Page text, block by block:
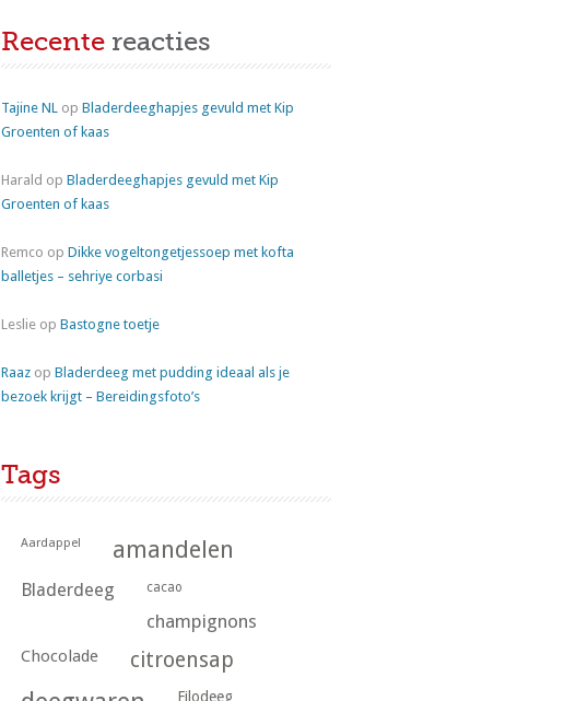
Recente reacties
Tajine NL op Bladerdeeghapjes gevuld met Kip
Groenten of kaas
Harald op Bladerdeeghapjes gevuld met Kip
Groenten of kaas
Remco op Dikke vogeltongetjessoep met kofta
balletjes – sehriye corbasi
Leslie op Bastogne toetje
Raaz op Bladerdeeg met pudding ideaal als je
bezoek krijgt – Bereidingsfoto’s
Tags
Aardappel amandelen
Bladerdeeg cacao
champignons
Chocolade citroensap
Filodeeg